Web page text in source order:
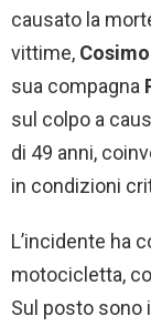
causato la
vittime, Cosimo
sua compagna
sul colpo a
di 49 anni,
in condizioni
L’incidente ha
motocicletta,
Sul posto sono